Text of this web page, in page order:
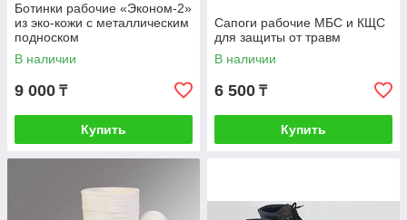
Ботинки рабочие «Эконом-2»
из эко-кожи с металлическим
подноском
В наличии
9 000 ₸
Купить
Сапоги рабочие МБС и КЩС
для защиты от травм
В наличии
6 500 ₸
Купить